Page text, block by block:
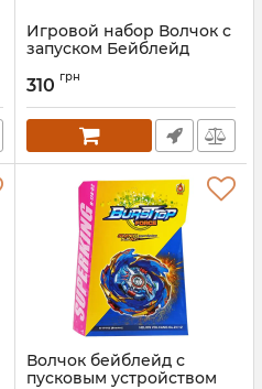
Игровой набор Волчок с
запуском Бейблейд
Артикул:
310 грн
Волчок бейблейд с
пусковым устройством